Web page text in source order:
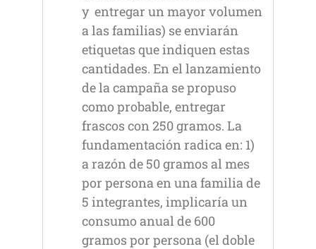
y entregar un mayor volumen
a las familias) se enviarán
etiquetas que indiquen estas
cantidades. En el lanzamiento
de la campaña se propuso
como probable, entregar
frascos con 250 gramos. La
fundamentación radica en: 1)
a razón de 50 gramos al mes
por persona en una familia de
5 integrantes, implicaría un
consumo anual de 600
gramos por persona (el doble